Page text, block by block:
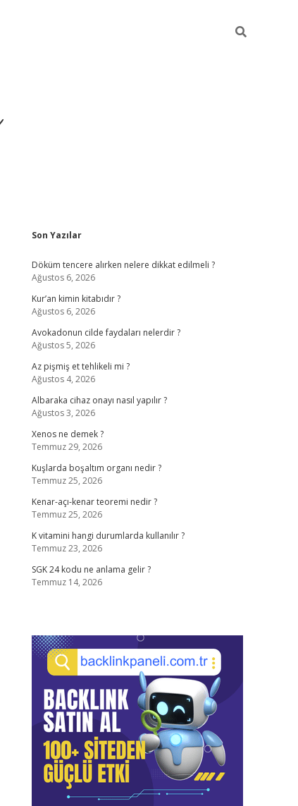
Sidebar
Son Yazılar
Döküm tencere alırken nelere dikkat edilmeli ?
Ağustos 6, 2026
Kur’an kimin kitabıdır ?
Ağustos 6, 2026
Avokadonun cilde faydaları nelerdir ?
Ağustos 5, 2026
Az pişmiş et tehlikeli mi ?
Ağustos 4, 2026
Albaraka cihaz onayı nasıl yapılır ?
Ağustos 3, 2026
Xenos ne demek ?
Temmuz 29, 2026
Kuşlarda boşaltım organı nedir ?
Temmuz 25, 2026
Kenar-açı-kenar teoremi nedir ?
Temmuz 25, 2026
K vitamini hangi durumlarda kullanılır ?
Temmuz 23, 2026
SGK 24 kodu ne anlama gelir ?
Temmuz 14, 2026